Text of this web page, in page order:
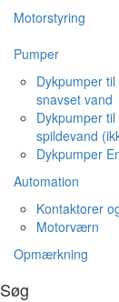
Motorstyring
Pumper
Dykpumper
snavset vand
Dykpumper
spildevand
Dykpumper
Automation
Kontaktorer
Motorværn
Opmærkning
Søg